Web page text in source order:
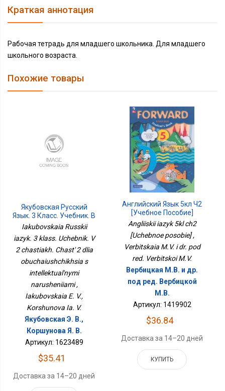
Краткая аннотация
Рабочая тетрадь для младшего школьника. Для младшего
школьного возраста.
Похожие товары
Якубовская Русский
Язык. 3 Класс. Учебник. В
2 Частях. Часть 2 Для
Интеллектуальными
Нарушениями
Iakubovskaia Russkii
iazyk. 3 klass. Uchebnik. V
2 chastiakh. Chast' 2 dlia
obuchaiushchikhsia s
intellektual'nymi
narusheniiami ,
Iakubovskaia E. V.,
Korshunova Ia. V.
Якубовская Э. В.,
Коршунова Я. В.
Артикул: 1623489
$35.41
Доставка за 14–20 дней
Английский Язык 5кл Ч2
[Учебное Пособие]
Angliiskii iazyk 5kl ch2
[Uchebnoe posobie] ,
Verbitskaia M.V. i dr. pod
red. Verbitskoi M.V.
Вербицкая М.В. и др.
под ред. Вербицкой
М.В.
Артикул: 1419902
$36.84
Доставка за 14–20 дней
КУПИТЬ